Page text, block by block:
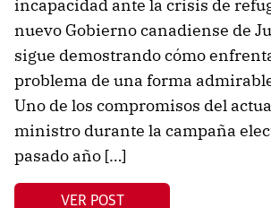
incapacidad ante la crisis de
nuevo Gobierno canadiense de
sigue demostrando cómo
problema de una forma
Uno de los compromisos del
ministro durante la campaña
pasado año […]
VER POST